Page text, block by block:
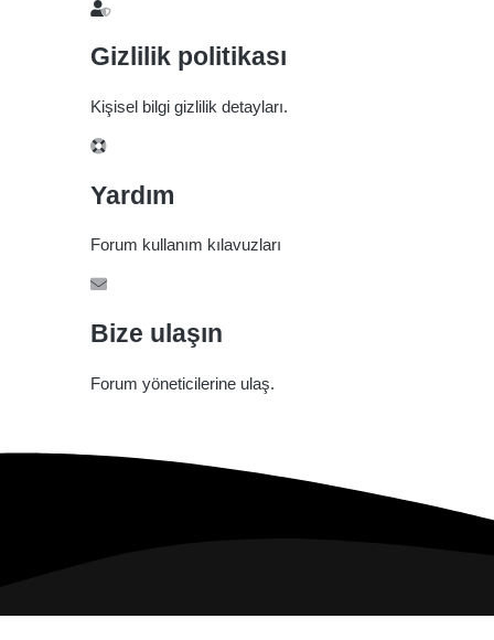
Gizlilik politikası
Kişisel bilgi gizlilik detayları.
Yardım
Forum kullanım kılavuzları
Bize ulaşın
Forum yöneticilerine ulaş.